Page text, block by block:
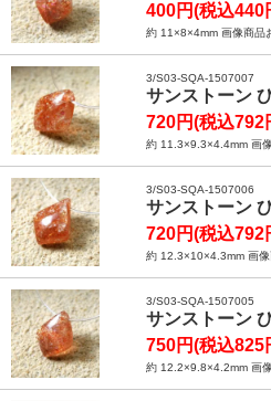
400円(税込440
約 11×8×4mm 画像商品
3/S03-SQA-1507007
サンストーン
720円(税込792
約 11.3×9.3×4.4mm 画
3/S03-SQA-1507006
サンストーン
720円(税込792
約 12.3×10×4.3mm 画像
3/S03-SQA-1507005
サンストーン
750円(税込825
約 12.2×9.8×4.2mm 画